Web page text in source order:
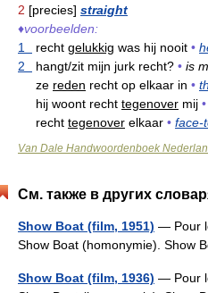
2 [precies] straight
♦voorbeelden:
1
recht gelukkig was hij nooit •
2
hangt/zit mijn jurk recht? • is
ze reden recht op elkaar in •
hij woont recht tegenover mij •
recht tegenover elkaar • face-
Van Dale Handwoordenboek
См. также в других
Show Boat (film, 1951) — Pour
Show Boat (homonymie). Show
Show Boat (film, 1936) — Pour